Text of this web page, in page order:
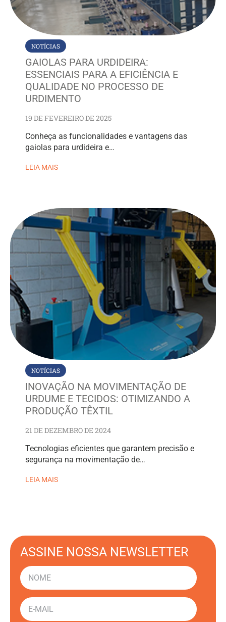
NOTÍCIAS
GAIOLAS PARA URDIDEIRA:
ESSENCIAIS PARA A EFICIÊNCIA E
QUALIDADE NO PROCESSO DE
URDIMENTO
19 DE FEVEREIRO DE 2025
Conheça as funcionalidades e vantagens das
gaiolas para urdideira e…
LEIA MAIS
NOTÍCIAS
INOVAÇÃO NA MOVIMENTAÇÃO DE
URDUME E TECIDOS: OTIMIZANDO A
PRODUÇÃO TÊXTIL
21 DE DEZEMBRO DE 2024
Tecnologias eficientes que garantem precisão e
segurança na movimentação de…
LEIA MAIS
ASSINE NOSSA NEWSLETTER